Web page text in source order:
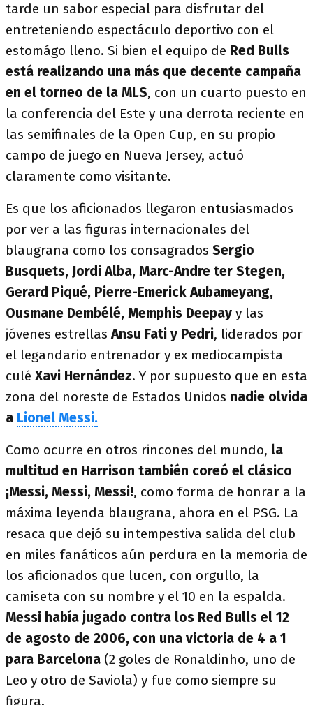
tarde un sabor especial para disfrutar del
entreteniendo espectáculo deportivo con el
estomágo lleno. Si bien el equipo de Red Bulls
está realizando una más que decente campaña
en el torneo de la MLS, con un cuarto puesto en
la conferencia del Este y una derrota reciente en
las semifinales de la Open Cup, en su propio
campo de juego en Nueva Jersey, actuó
claramente como visitante.
Es que los aficionados llegaron entusiasmados
por ver a las figuras internacionales del
blaugrana como los consagrados Sergio
Busquets, Jordi Alba, Marc-Andre ter Stegen,
Gerard Piqué, Pierre-Emerick Aubameyang,
Ousmane Dembélé, Memphis Deepay y las
jóvenes estrellasAnsu Fati y Pedri, liderados por
el legandario entrenador y ex mediocampista
culé Xavi Hernández. Y por supuesto que en esta
zona del noreste de Estados Unidos nadie olvida
a Lionel Messi.
Como ocurre en otros rincones del mundo, la
multitud en Harrison también coreó el clásico
¡Messi, Messi, Messi!, como forma de honrar a la
máxima leyenda blaugrana, ahora en el PSG. La
resaca que dejó su intempestiva salida del club
en miles fanáticos aún perdura en la memoria de
los aficionados que lucen, con orgullo, la
camiseta con su nombre y el 10 en la espalda.
Messi había jugado contra los Red Bulls el 12
de agosto de 2006, con una victoria de 4 a 1
para Barcelona (2 goles de Ronaldinho, uno de
Leo y otro de Saviola) y fue como siempre su
figura.